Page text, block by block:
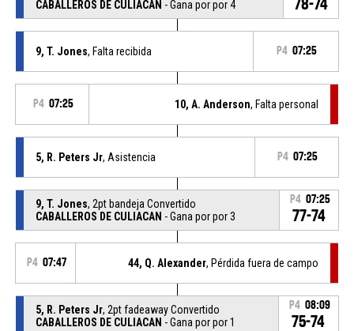
CABALLEROS DE CULIACAN - Gana por por 4 78-74
9, T. Jones, Falta recibida P4 07:25
P4 07:25 10, A. Anderson, Falta personal
5, R. Peters Jr, Asistencia P4 07:25
9, T. Jones, 2pt bandeja Convertido
CABALLEROS DE CULIACAN - Gana por por 3
P4 07:25
77-74
P4 07:47 44, Q. Alexander, Pérdida fuera de campo
5, R. Peters Jr, 2pt fadeaway Convertido
CABALLEROS DE CULIACAN - Gana por por 1
P4 08:09
75-74